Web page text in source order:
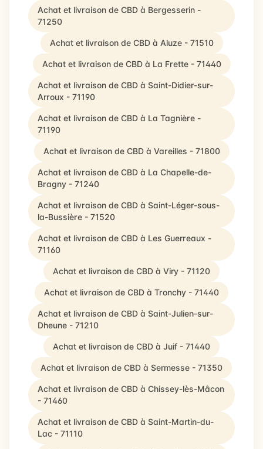
Achat et livraison de CBD à Bergesserin -
71250
Achat et livraison de CBD à Aluze - 71510
Achat et livraison de CBD à La Frette - 71440
Achat et livraison de CBD à Saint-Didier-sur-
Arroux - 71190
Achat et livraison de CBD à La Tagnière -
71190
Achat et livraison de CBD à Vareilles - 71800
Achat et livraison de CBD à La Chapelle-de-
Bragny - 71240
Achat et livraison de CBD à Saint-Léger-sous-
la-Bussière - 71520
Achat et livraison de CBD à Les Guerreaux -
71160
Achat et livraison de CBD à Viry - 71120
Achat et livraison de CBD à Tronchy - 71440
Achat et livraison de CBD à Saint-Julien-sur-
Dheune - 71210
Achat et livraison de CBD à Juif - 71440
Achat et livraison de CBD à Sermesse - 71350
Achat et livraison de CBD à Chissey-lès-Mâcon
- 71460
Achat et livraison de CBD à Saint-Martin-du-
Lac - 71110